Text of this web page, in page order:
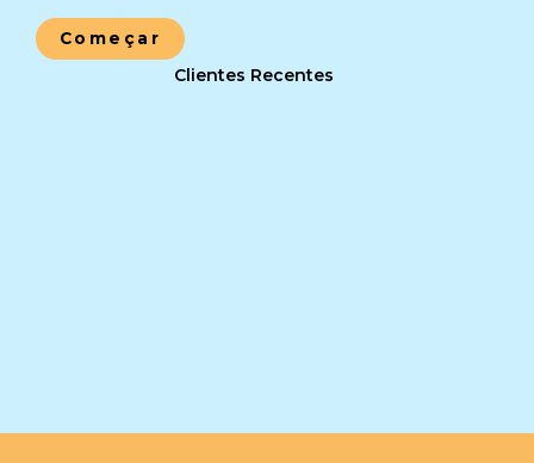
Começar
Clientes Recentes